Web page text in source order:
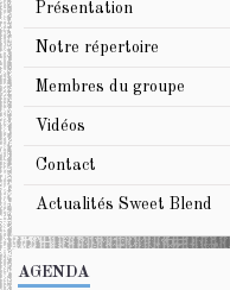
Présentation
Notre répertoire
Membres du groupe
Vidéos
Contact
Actualités Sweet Blend
AGENDA